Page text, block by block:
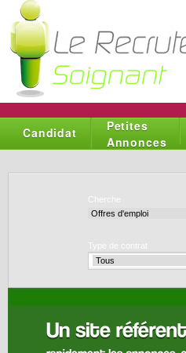
Candidat
Petites
Annonces
Cherche
Type de contrat